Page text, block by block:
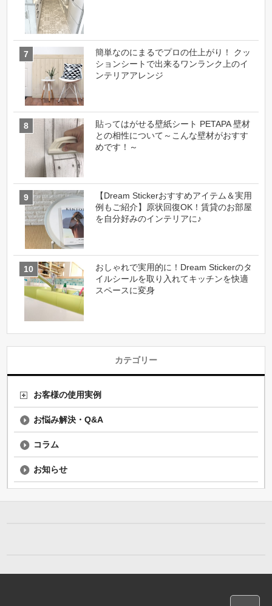
簡単なのにまるでプロの仕上がり！ クッ
ションシートで出来るワンランク上のイ
ンテリアアレンジ
貼ってはがせる壁紙シート PETAPA 壁材
との相性について～こんな壁材がおすす
めです！～
【Dream Stickerおすすめアイテム＆実用
例もご紹介】原状回復OK！賃貸のお部屋
を自分好みのインテリアに♪
おしゃれで実用的に！Dream Stickerのタ
イルシールを取り入れてキッチンを快適
スペースに変身
カテゴリー
お客様の使用実例
お悩み解決・Q&A
コラム
お知らせ